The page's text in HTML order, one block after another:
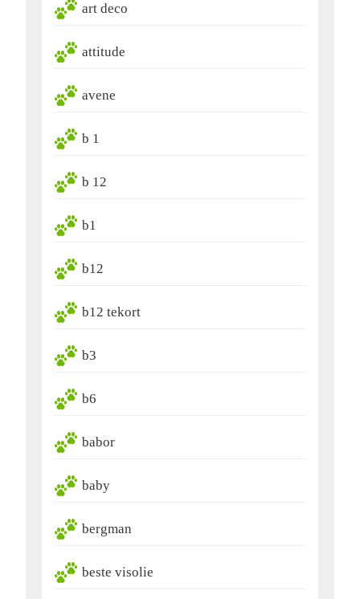
art deco
attitude
avene
b 1
b 12
b1
b12
b12 tekort
b3
b6
babor
baby
bergman
beste visolie